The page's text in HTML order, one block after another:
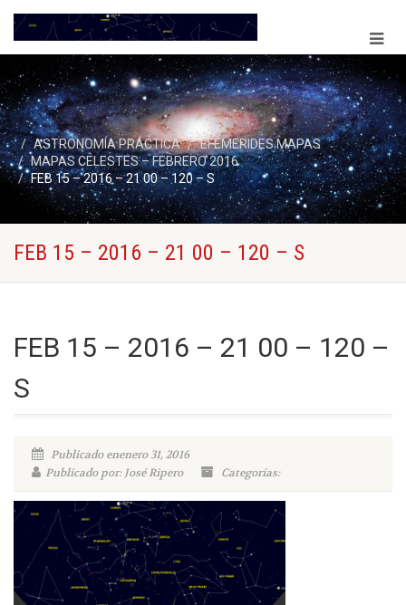
ASTRONOMÍA PRÁCTICA
EFEMERIDES MAPAS
MAPAS CELESTES – FEBRERO 2016
FEB 15 – 2016 – 21 00 – 120 – S
FEB 15 – 2016 – 21 00 – 120 – S
FEB 15 – 2016 – 21 00 – 120 –
S
Publicado enenero 31, 2016
Publicado por: José Ripero
Categorías: